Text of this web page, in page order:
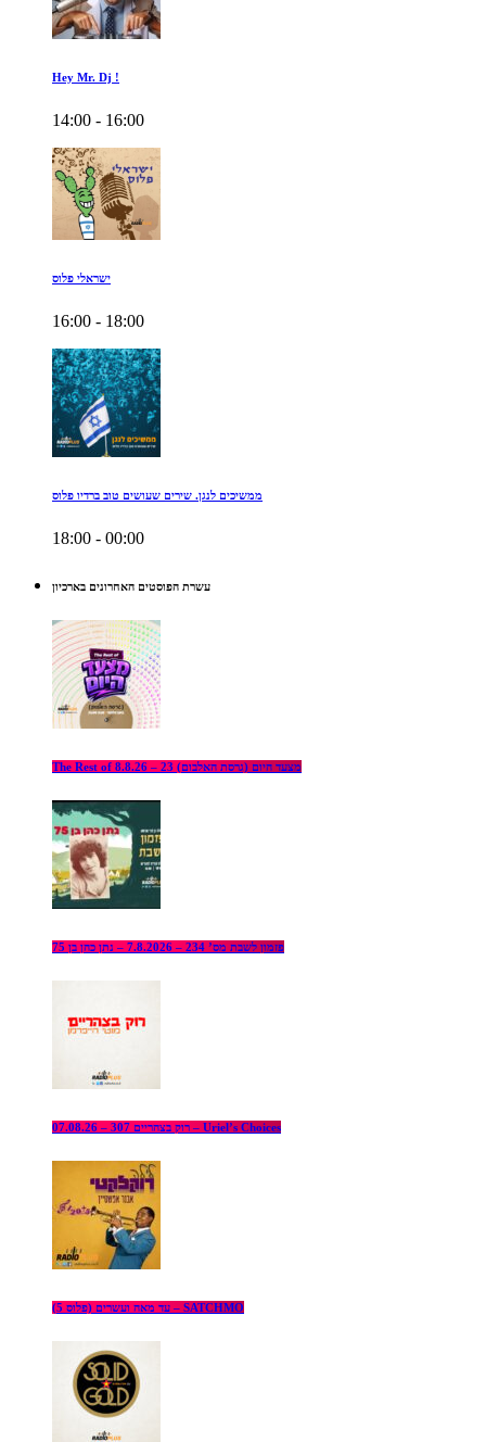
Hey Mr. Dj !
14:00 - 16:00
ישראלי פלוס
16:00 - 18:00
ממשיכים לנגן. שירים שעושים טוב ברדיו פלוס
18:00 - 00:00
עשרת הפוסטים האחרונים בארכיון
The Rest of מצעד היום (גרסת האלבום) 23 – 8.8.26
פזמון לשבת מס’ 234 – 7.8.2026 – נתן כהן בן 75
רוק בצהריים 307 – 07.08.26 – Uriel’s Choices
עד מאה ועשרים (פלוס 5) – SATCHMO